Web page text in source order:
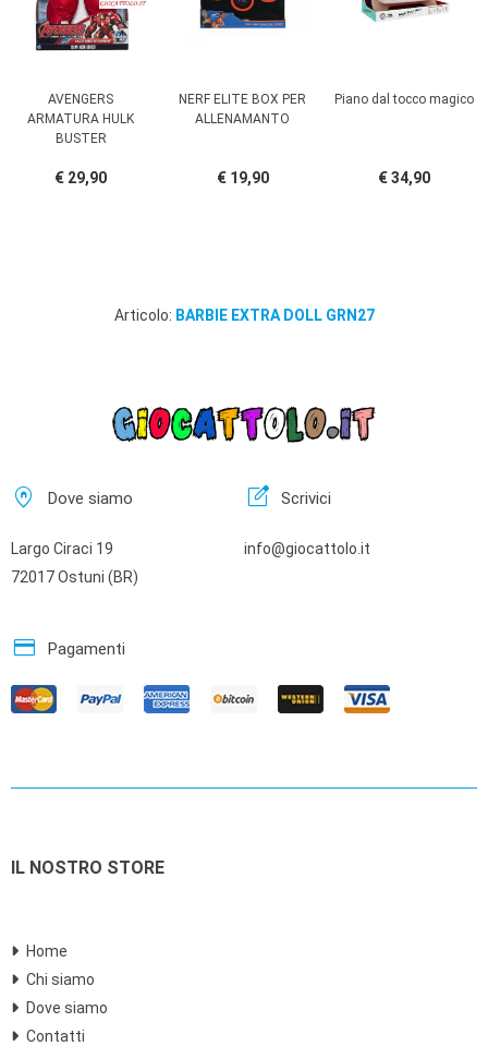
AVENGERS
ARMATURA HULK
BUSTER
€ 29,90
NERF ELITE BOX PER
ALLENAMANTO
€ 19,90
Piano dal tocco magico
€ 34,90
Articolo: BARBIE EXTRA DOLL GRN27
home_pin Dove siamo
Largo Ciraci 19
72017 Ostuni (BR)
edit_square Scrivici
info@giocattolo.it
credit_card Pagamenti
IL NOSTRO STORE
Home
Chi siamo
Dove siamo
Contatti